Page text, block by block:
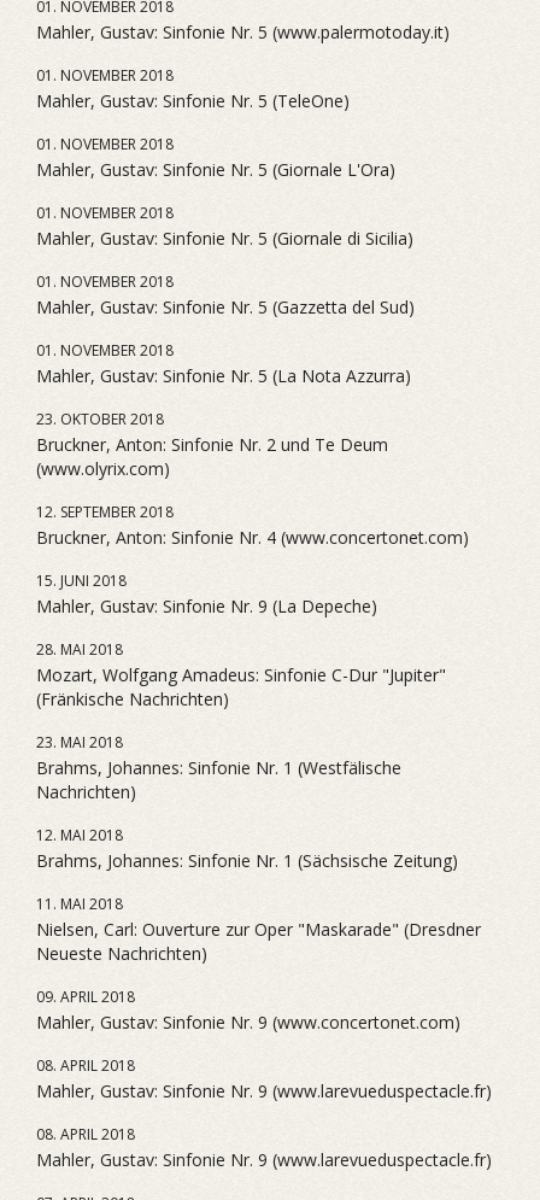
01. NOVEMBER 2018
Mahler, Gustav: Sinfonie Nr. 5 (www.palermotoday.it)
01. NOVEMBER 2018
Mahler, Gustav: Sinfonie Nr. 5 (TeleOne)
01. NOVEMBER 2018
Mahler, Gustav: Sinfonie Nr. 5 (Giornale L'Ora)
01. NOVEMBER 2018
Mahler, Gustav: Sinfonie Nr. 5 (Giornale di Sicilia)
01. NOVEMBER 2018
Mahler, Gustav: Sinfonie Nr. 5 (Gazzetta del Sud)
01. NOVEMBER 2018
Mahler, Gustav: Sinfonie Nr. 5 (La Nota Azzurra)
23. OKTOBER 2018
Bruckner, Anton: Sinfonie Nr. 2 und Te Deum
(www.olyrix.com)
12. SEPTEMBER 2018
Bruckner, Anton: Sinfonie Nr. 4 (www.concertonet.com)
15. JUNI 2018
Mahler, Gustav: Sinfonie Nr. 9 (La Depeche)
28. MAI 2018
Mozart, Wolfgang Amadeus: Sinfonie C-Dur "Jupiter"
(Fränkische Nachrichten)
23. MAI 2018
Brahms, Johannes: Sinfonie Nr. 1 (Westfälische
Nachrichten)
12. MAI 2018
Brahms, Johannes: Sinfonie Nr. 1 (Sächsische Zeitung)
11. MAI 2018
Nielsen, Carl: Ouverture zur Oper "Maskarade" (Dresdner
Neueste Nachrichten)
09. APRIL 2018
Mahler, Gustav: Sinfonie Nr. 9 (www.concertonet.com)
08. APRIL 2018
Mahler, Gustav: Sinfonie Nr. 9 (www.larevueduspectacle.fr)
08. APRIL 2018
Mahler, Gustav: Sinfonie Nr. 9 (www.larevueduspectacle.fr)